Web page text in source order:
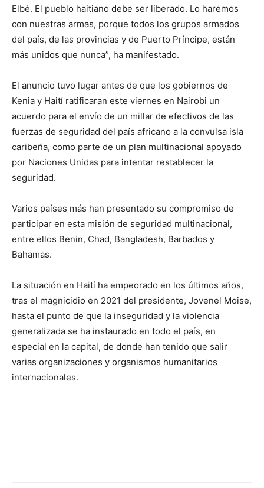
Elbé. El pueblo haitiano debe ser liberado. Lo haremos
con nuestras armas, porque todos los grupos armados
del país, de las provincias y de Puerto Príncipe, están
más unidos que nunca”, ha manifestado.
El anuncio tuvo lugar antes de que los gobiernos de
Kenia y Haití ratificaran este viernes en Nairobi un
acuerdo para el envío de un millar de efectivos de las
fuerzas de seguridad del país africano a la convulsa isla
caribeña, como parte de un plan multinacional apoyado
por Naciones Unidas para intentar restablecer la
seguridad.
Varios países más han presentado su compromiso de
participar en esta misión de seguridad multinacional,
entre ellos Benin, Chad, Bangladesh, Barbados y
Bahamas.
La situación en Haití ha empeorado en los últimos años,
tras el magnicidio en 2021 del presidente, Jovenel Moise,
hasta el punto de que la inseguridad y la violencia
generalizada se ha instaurado en todo el país, en
especial en la capital, de donde han tenido que salir
varias organizaciones y organismos humanitarios
internacionales.